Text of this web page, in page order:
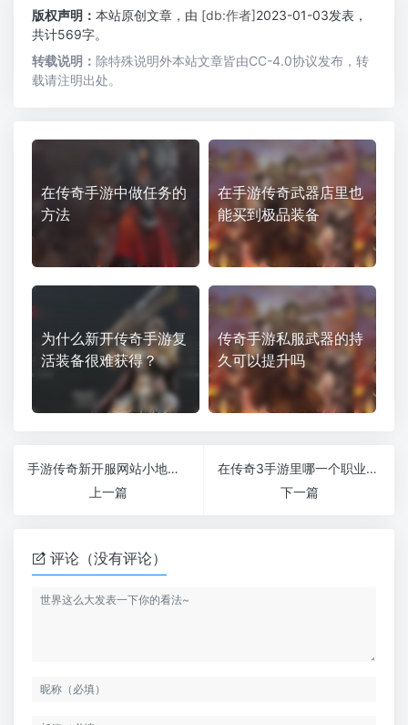
版权声明： 本站原创文章，由 [db:作者]2023-01-03发表，
共计569字。
转载说明： 除特殊说明外本站文章皆由CC-4.0协议发布，转
载请注明出处。
在传奇手游中做任务的
方法
在手游传奇武器店里也
能买到极品装备
为什么新开传奇手游复
活装备很难获得？
传奇手游私服武器的持
久可以提升吗
手游传奇新开服网站小地图的妙用你都知道吗
上一篇
在传奇3手游里哪一个职业组合是最费钱的
下一篇
评论（没有评论）